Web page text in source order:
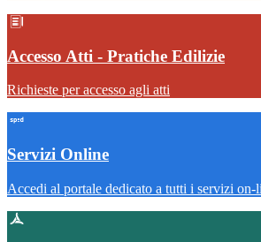
Accesso Atti - Pratiche Edilizie
Richieste per accesso agli atti
Servizi Online
Accedi al portale dedicato a tutti i servizi on-